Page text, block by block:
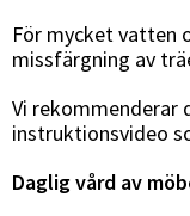
För mycket vatten
missfärgning av
Vi
instruktionsvideo
Daglig vård av